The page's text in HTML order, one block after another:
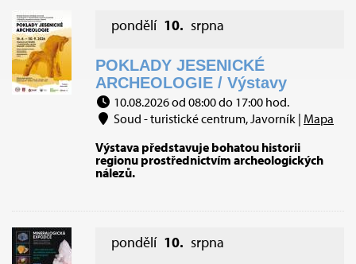
pondělí 10. srpna
POKLADY JESENICKÉ
ARCHEOLOGIE / Výstavy
10.08.2026 od 08:00 do 17:00 hod.
Soud - turistické centrum, Javorník | Mapa
Výstava představuje bohatou historii
regionu prostřednictvím archeologických
nálezů.
pondělí 10. srpna